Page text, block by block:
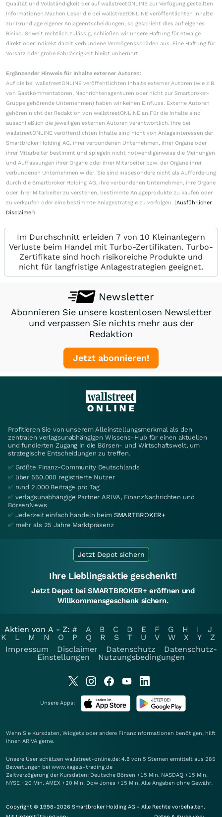
Qualität und Vollständigkeit der auf wallstreetONLINE zur Verfügung gestellten
Informationen.Machen Leser die bei wallstreetONLINE veröffentlichten Inhalte
zur Grundlage eigener Anlageentscheidungen, so geschieht dies auf eigenes
Risiko. Soweit rechtlich zulässig, schließen wir unsere Haftung für etwaige
direkt oder indirekt damit verbundene Vermögensschäden aus. Eine Haftung für
Vorsatz oder grobe Fahrlässigkeit bleibt unberührt.
Ergänzender Hinweis für Inhalte externer Autoren:
Auf die bei wallstreetONLINE veröffentlichten Inhalte externer Autoren (wie z.B.
von Gastkommentatoren, Nachrichtenagenturen oder nicht zur Smartbroker-
Gruppe gehörende Unternehmen) haben wir keinen Einfluss. Externe Autoren
gehören nicht der Redaktion von wallstreetONLINE an.Für die Inhalte sind
ausschließlich die jeweiligen externen Autoren verantwortlich. Ihre bei
wallstreetONLINE veröffentlichten Inhalte sind nicht von Anlageinteressen der
Smartbroker Holding AG, ihrer verbundenen Unternehmen, ihrer Organe oder
ihrer Mitarbeiter bestimmt und spiegeln nicht notwendigerweise die Meinungen
und Auffassungen ihrer Organe oder ihrer Mitarbeiter bzw. der Organe ihrer
verbundenen Unternehmen wider. Sie sind insbesondere nicht als Aufforderung
durch die Smartbroker Holding AG, ihre verbundenen Unternehmen, ihre Organe
oder ihrer Mitarbeiter zu verstehen, bestimmte Anlageprodukte zu kaufen oder
zu verkaufen oder eine bestimmte Anlagestrategie zu verfolgen. (Ausführlicher
Disclaimer)
Im Durchschnitt erleiden 7 von 10 Kleinanlegern
Verluste beim Handel mit Turbo-Zertifikaten. Turbo-
Zertifikate sind hoch risikoreiche Produkte und
nicht für langfristige Anlagestrategien geeignet.
Newsletter
Abonnieren Sie unsere kostenlosen Newsletter
und verpassen Sie nichts mehr aus der
Redaktion
Jetzt abonnieren!
Profitieren Sie von unserem Alleinstellungsmerkmal als den
zentralen verlagsunabhängigen Wissens-Hub für einen aktuellen
und fundierten Zugang in die Börsen- und Wirtschaftswelt, um
strategische Entscheidungen zu treffen.
✅ Größte Finanz-Community Deutschlands
✅ über 550.000 registrierte Nutzer
✅ rund 2.000 Beiträge pro Tag
✅ verlagsunabhängige Partner ARIVA, FinanzNachrichten und
BörsenNews
✅ Jederzeit einfach handeln beim SMARTBROKER+
✅ mehr als 25 Jahre Marktpräsenz
Jetzt Depot sichern
Ihre Lieblingsaktie geschenkt!
Jetzt Depot bei SMARTBROKER+ eröffnen und
Willkommensgeschenk sichern.
Aktien von A - Z: # A B C D E F G H I
J
K
L M N O P Q R S T U V W X Y
Z
Impressum
Disclaimer Datenschutz
Datenschutz-
Einstellungen
Nutzungsbedingungen
Unsere Apps:
Wenn Sie Kursdaten, Widgets oder andere Finanzinformationen benötigen, hilft
Ihnen ARIVA gerne.
Unsere User schätzen wallstreet-online.de: 4.8 von 5 Sternen ermittelt aus 285
Bewertungen bei www.kagels-trading.de
Zeitverzögerung der Kursdaten: Deutsche Börsen +15 Min. NASDAQ +15 Min.
NYSE +20 Min. AMEX +20 Min. Dow Jones +15 Min. Alle Angaben ohne Gewähr.
Copyright © 1998-2026 Smartbroker Holding AG - Alle Rechte vorbehalten.